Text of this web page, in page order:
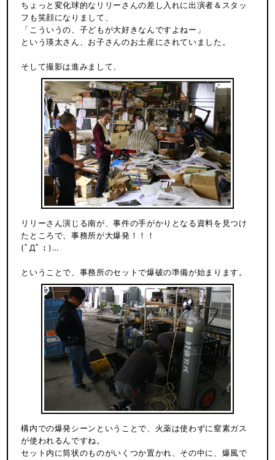
ちょっと変化球的なリリーさんの差し入れに出演者＆スタッ
フも笑顔になりまして、
「こういうの、子どもが大好きなんですよねー」
という瑛太さん、お子さんのお土産にされていました。
そして撮影は進みまして、
リリーさん演じる南が、事件の手がかりとなる資料を見つけ
たところで、事務所が大爆発！！！
(ﾟДﾟ；)…
ということで、事務所のセットで爆破の準備が始まります。
構内での爆発シーンということで、火薬は使わずに窒素ガス
が使われるんですね。
セット内に筒状のものがいくつか置かれ、その中に、爆風で